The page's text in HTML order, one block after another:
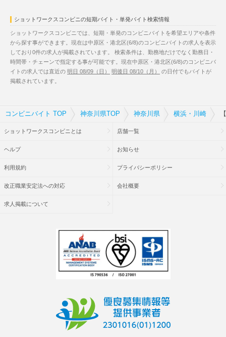
ショットワークスコンビニの短期バイト・単発バイト検索情報
ショットワークスコンビニでは、短期・単発のコンビニバイトを希望エリアや条件
から探す事ができます。現在は中原区・港北区(6/8)のコンビニバイトの求人を表示
しており0件の求人が掲載されています。 検索条件は、勤務地だけでなく勤務日・
時間帯・チェーンで指定する事が可能です。現在中原区・港北区(6/8)のコンビニバ
イトの求人では直近の 明日 08/09（日） 明後日 08/10（月）
の日付でもバイトが
掲載されています。
コンビニバイト TOP 神奈川県TOP 神奈川県 横浜・川崎
ショットワークスコンビニとは 店舗一覧
ヘルプ お知らせ
利用規約 プライバシーポリシー
改正職業安定法への対応 会社概要
求人掲載について